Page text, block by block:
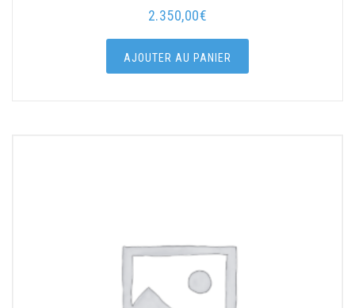
2.350,00€
AJOUTER AU PANIER